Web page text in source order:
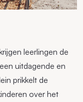
leerlingen de
uitdagende en
prikkelt de
over het